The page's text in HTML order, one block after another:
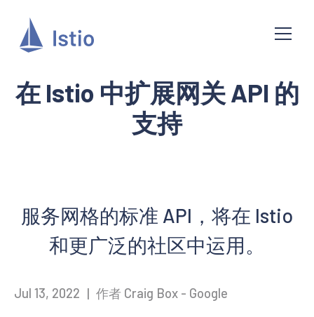
在 Istio 中扩展网关 API 的
支持
服务网格的标准 API，将在 Istio
和更广泛的社区中运用。
Jul 13, 2022 | 作者 Craig Box - Google